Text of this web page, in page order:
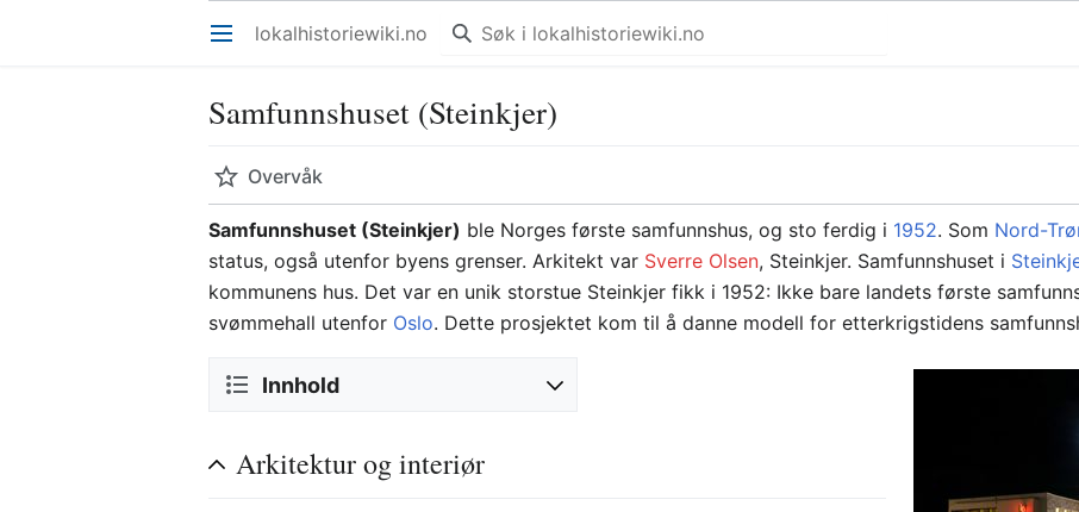
Åpne hovedmenyen lokalhistoriewiki.no
Samfunnshuset (Steinkjer)
Overvåk
Samfunnshuset (Steinkjer) ble Norges første samfunnshus, og sto ferdig i 1952. Som Nord-
status, også utenfor byens grenser. Arkitekt var Sverre Olsen, Steinkjer. Samfunnshuset i
kommunens hus. Det var en unik storstue Steinkjer fikk i 1952: Ikke bare landets første
svømmehall utenfor Oslo. Dette prosjektet kom til å danne modell for etterkrigstidens
Innhold
Arkitektur og interiør